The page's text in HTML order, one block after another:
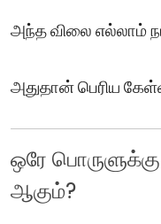
அந்த விலை எல்லாம்
அதுதான் பெரிய
ஒரே
ஆகும்?